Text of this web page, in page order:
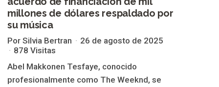
millones de dólares respaldado por
su música
Por Silvia Bertran
26 de agosto de 2025
878 Visitas
Abel Makkonen Tesfaye, conocido
profesionalmente como The Weeknd, se